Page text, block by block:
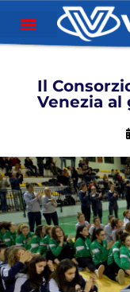
Il
Venezia al